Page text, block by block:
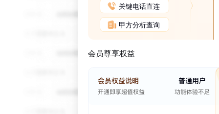
关键电话直连
甲方分析查询
会员尊享权益